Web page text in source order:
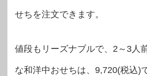
せちを注文できます。
値段もリーズナブルで、2～3人
な和洋中おせちは、9,720(税込)